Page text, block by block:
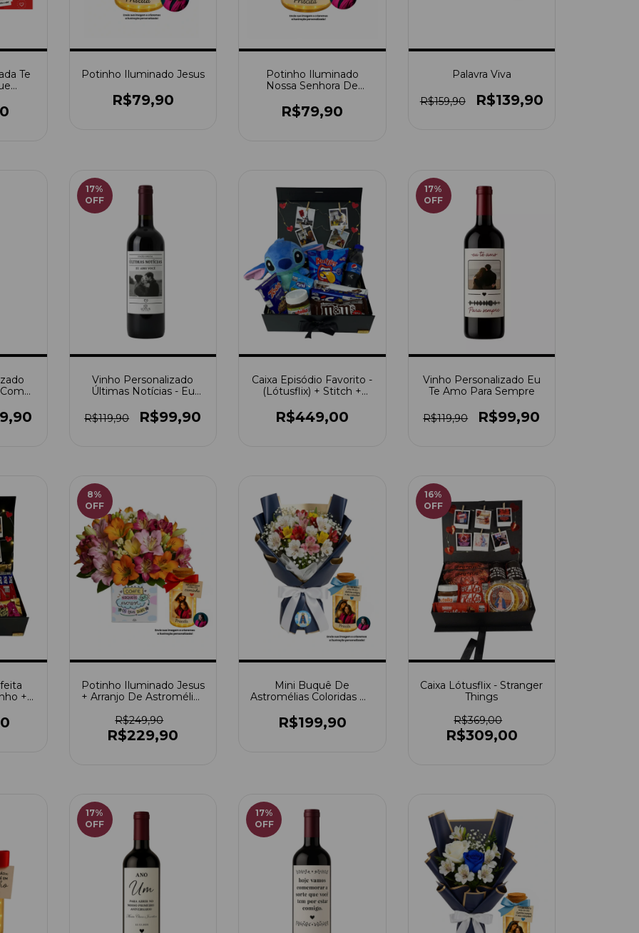
Te
Potinho Iluminado Jesus
R$79,90
Potinho Iluminado
Nossa Senhora De
R$79,90
Palavra Viva
R$159,90 R$139,90
17%
OFF
Vinho Personalizado
Últimas Notícias - Eu
R$119,90
R$99,90
Caixa Episódio Favorito -
(Lótusflix) + Stitch +
R$449,00
17%
OFF
Vinho Personalizado Eu
Te Amo Para Sempre
R$119,90 R$99,90
+
8%
OFF
Potinho Iluminado Jesus
+ Arranjo De Astromélias
Naquele Que Escreve
Os Teus Dias
R$249,90
R$229,90
Mini Buquê De
Astromélias Coloridas Da
Aparecida + Potinho
Iluminado
R$199,90
16%
OFF
Caixa Lótusflix - Stranger
Things
R$369,00
R$309,00
17%
OFF
17%
OFF